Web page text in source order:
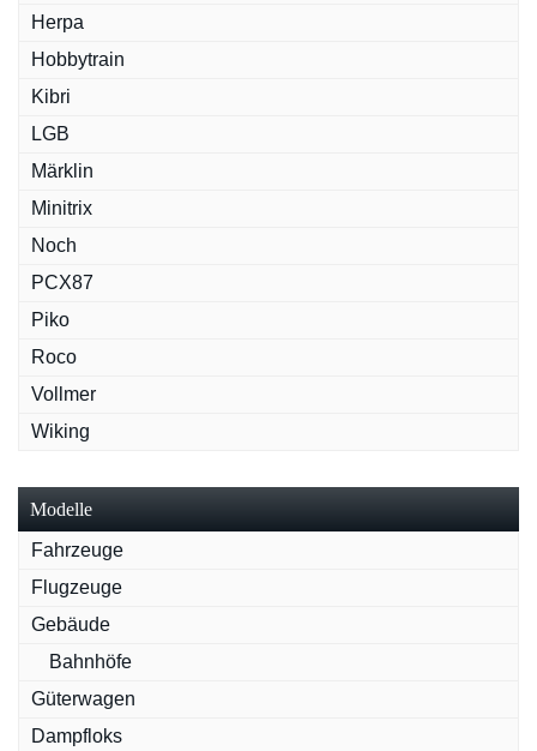
Herpa
Hobbytrain
Kibri
LGB
Märklin
Minitrix
Noch
PCX87
Piko
Roco
Vollmer
Wiking
Modelle
Fahrzeuge
Flugzeuge
Gebäude
Bahnhöfe
Güterwagen
Dampfloks